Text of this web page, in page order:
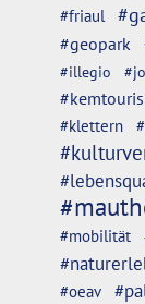
#friaul
#geopark
#illegio
#klettern
#mobilität
#oeav